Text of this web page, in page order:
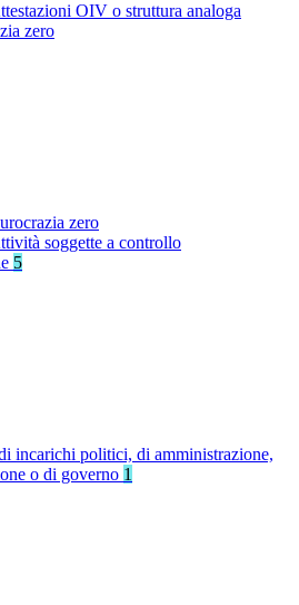
OIV o struttura analoga
zero
zero
soggette a controllo
5
incarichi politici, di amministrazione,
o di governo 1